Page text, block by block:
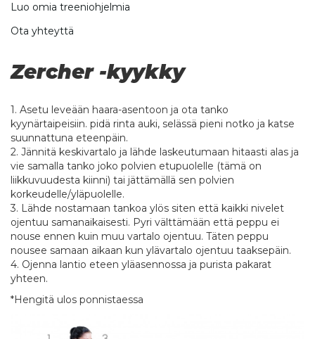
Luo omia treeniohjelmia
Ota yhteyttä
Zercher -kyykky
1. Asetu leveään haara-asentoon ja ota tanko
kyynärtaipeisiin. pidä rinta auki, selässä pieni notko ja katse
suunnattuna eteenpäin.
2. Jännitä keskivartalo ja lähde laskeutumaan hitaasti alas ja
vie samalla tanko joko polvien etupuolelle (tämä on
liikkuvuudesta kiinni) tai jättämällä sen polvien
korkeudelle/yläpuolelle.
3. Lähde nostamaan tankoa ylös siten että kaikki nivelet
ojentuu samanaikaisesti. Pyri välttämään että peppu ei
nouse ennen kuin muu vartalo ojentuu. Täten peppu
nousee samaan aikaan kun ylävartalo ojentuu taaksepäin.
4. Ojenna lantio eteen yläasennossa ja purista pakarat
yhteen.
*Hengitä ulos ponnistaessa